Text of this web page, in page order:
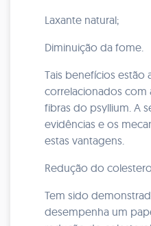
Laxante natural;
Diminuição da fome.
Tais benefícios estão
correlacionados com
fibras do psyllium. A
evidências e os
estas vantagens.
Redução do
Tem sido
desempenha um